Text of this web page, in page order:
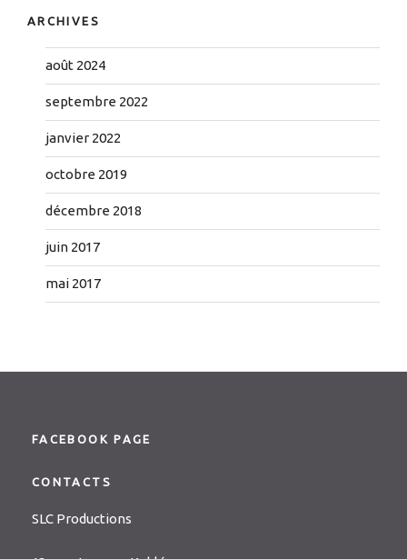
ARCHIVES
août 2024
septembre 2022
janvier 2022
octobre 2019
décembre 2018
juin 2017
mai 2017
FACEBOOK PAGE
CONTACTS
SLC Productions